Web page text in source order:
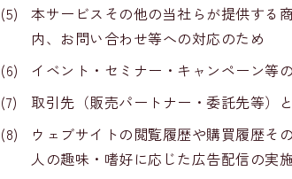
(5)
本サービスその他の当社らが提供する
内、お問い合わせ等への対応のため
(6)
イベント・セミナー・キャンペーン等
(7)
取引先（販売パートナー・委託先等）
(8)
ウェブサイトの閲覧履歴や購買履歴そ
人の趣味・嗜好に応じた広告配信の実